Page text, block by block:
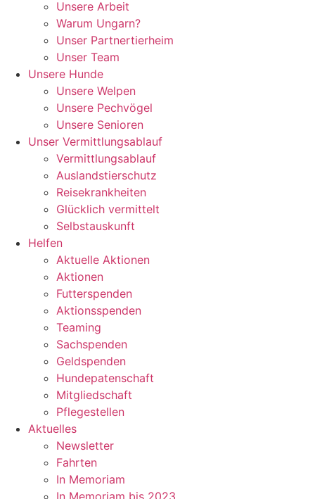
Unsere Arbeit
Warum Ungarn?
Unser Partnertierheim
Unser Team
Unsere Hunde
Unsere Welpen
Unsere Pechvögel
Unsere Senioren
Unser Vermittlungsablauf
Vermittlungsablauf
Auslandstierschutz
Reisekrankheiten
Glücklich vermittelt
Selbstauskunft
Helfen
Aktuelle Aktionen
Aktionen
Futterspenden
Aktionsspenden
Teaming
Sachspenden
Geldspenden
Hundepatenschaft
Mitgliedschaft
Pflegestellen
Aktuelles
Newsletter
Fahrten
In Memoriam